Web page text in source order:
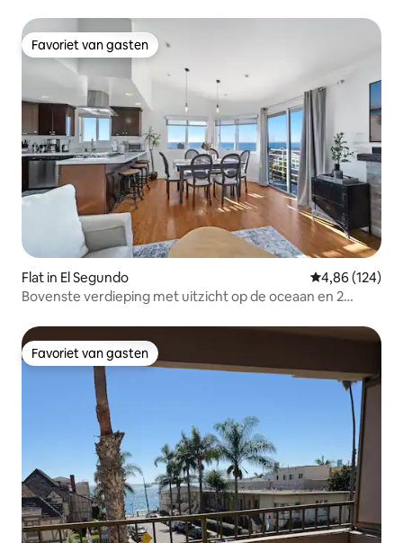
Favoriet van gasten
Favoriet van gasten
Flat in El Segundo Gemiddelde
4,86 (124)
Bovenste verdieping met uitzicht op de oceaan en 2
Favoriet van gasten
Favoriet van gasten